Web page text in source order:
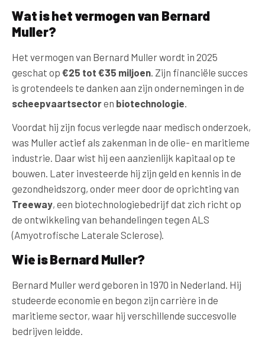
Wat is het vermogen van Bernard
Muller?
Het vermogen van Bernard Muller wordt in 2025
geschat op €25 tot €35 miljoen . Zijn financiële succes
is grotendeels te danken aan zijn ondernemingen in de
scheepvaartsectoren biotechnologie
Voordat hij zijn focus verlegde naar medisch onderzoek,
was Muller actief als zakenman in de olie- en maritieme
industrie. Daar wist hij een aanzienlijk kapitaal op te
bouwen. Later investeerde hij zijn geld en kennis in de
gezondheidszorg, onder meer door de oprichting van
Treeway, een biotechnologiebedrijf dat zich richt op
de ontwikkeling van behandelingen tegen ALS
(Amyotrofische Laterale Sclerose).
Wie is Bernard Muller?
Bernard Muller werd geboren in 1970 in Nederland. Hij
studeerde economie en begon zijn carrière in de
maritieme sector, waar hij verschillende succesvolle
bedrijven leidde.